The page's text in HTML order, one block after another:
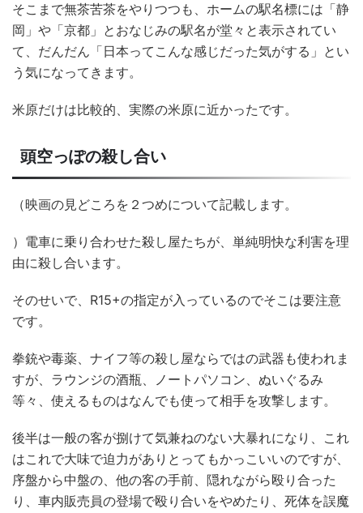
そこまで無茶苦茶をやりつつも、ホームの駅名標には「静
岡」や「京都」とおなじみの駅名が堂々と表示されてい
て、だんだん「日本ってこんな感じだった気がする」とい
う気になってきます。
米原だけは比較的、実際の米原に近かったです。
頭空っぽの殺し合い
（映画の見どころを２つめについて記載します。
）電車に乗り合わせた殺し屋たちが、単純明快な利害を理
由に殺し合います。
そのせいで、R15+の指定が入っているのでそこは要注意
です。
拳銃や毒薬、ナイフ等の殺し屋ならではの武器も使われま
すが、ラウンジの酒瓶、ノートパソコン、ぬいぐるみ
等々、使えるものはなんでも使って相手を攻撃します。
後半は一般の客が捌けて気兼ねのない大暴れになり、これ
はこれで大味で迫力がありとってもかっこいいのですが、
序盤から中盤の、他の客の手前、隠れながら殴り合った
り、車内販売員の登場で殴り合いをやめたり、死体を誤魔